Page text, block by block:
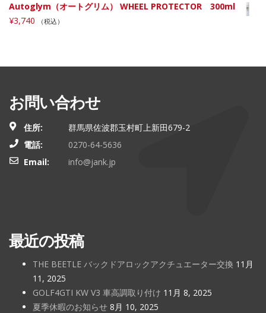
Autoglym（オートグリム） WHEEL PROTECTOR 300ml
¥3,740 （税込）
お問い合わせ
住所:
群馬県佐波郡玉村町上新田679-2
電話:
0270-64-5636
Email:
info@jank.jp
最近の投稿
THE BEETLE バックドアロックアクチュエーター交換 11月
11, 2025
GOLF4GTI KW V3 車高調取り付け 11月 8, 2025
夏季休暇のお知らせ 8月 10, 2025